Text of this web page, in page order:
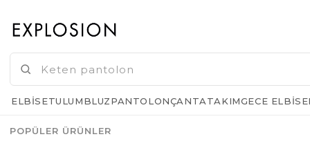
ELBISETULUMBLUZPANTOLONÇANTATAKIMGECE
POPÜLER ÜRÜNLER